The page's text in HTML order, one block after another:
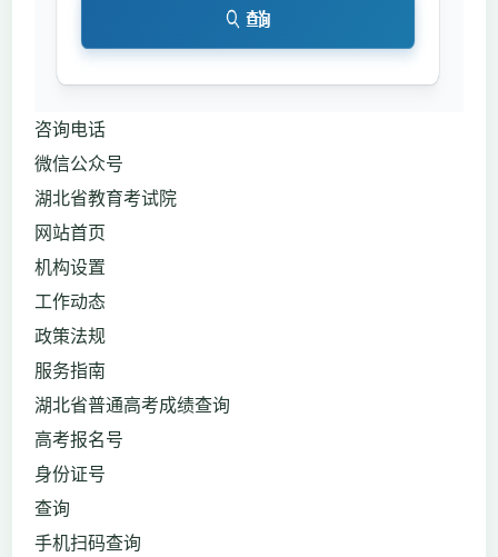
咨询电话
微信公众号
湖北省教育考试院
网站首页
机构设置
工作动态
政策法规
服务指南
湖北省普通高考成绩查询
高考报名号
身份证号
查询
手机扫码查询